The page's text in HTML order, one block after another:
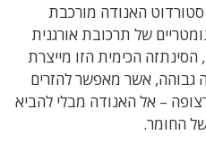
האנודה מורכבת
של תרכובת אורגנית
הכימית הזו מייצרת
גבוהה, אשר מאפשר להזרים
– אל האנודה מבלי להביא
החומר.